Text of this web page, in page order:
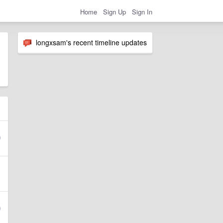
Home Sign Up Sign In
longxsam's recent timeline updates